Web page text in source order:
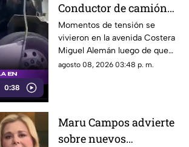
0:38
Conductor de camión
urbano pierde el
control y choca contra
autos en plena Costera
Miguel Alemán
Momentos de tensión se
vivieron en la avenida Costera
Miguel Alemán luego de que
un camión urbano se estrellara
agosto 08, 2026 03:48 p. m.
Maru Campos advierte
sobre nuevos